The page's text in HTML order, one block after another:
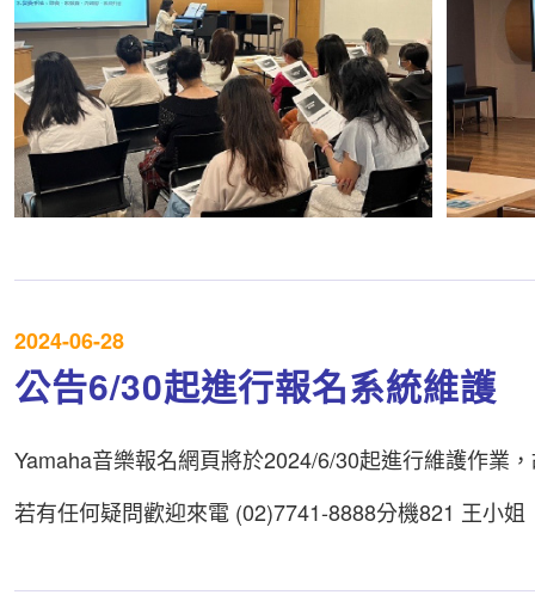
2024-06-28
公告6/30起進行報名系統維護
Yamaha音樂報名網頁將於2024/6/30起進行維護作業
若有任何疑問歡迎來電 (02)7741-8888分機821 王小姐